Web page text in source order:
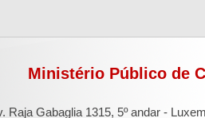
Ministério Público de
Raja Gabaglia 1315, 5º andar -